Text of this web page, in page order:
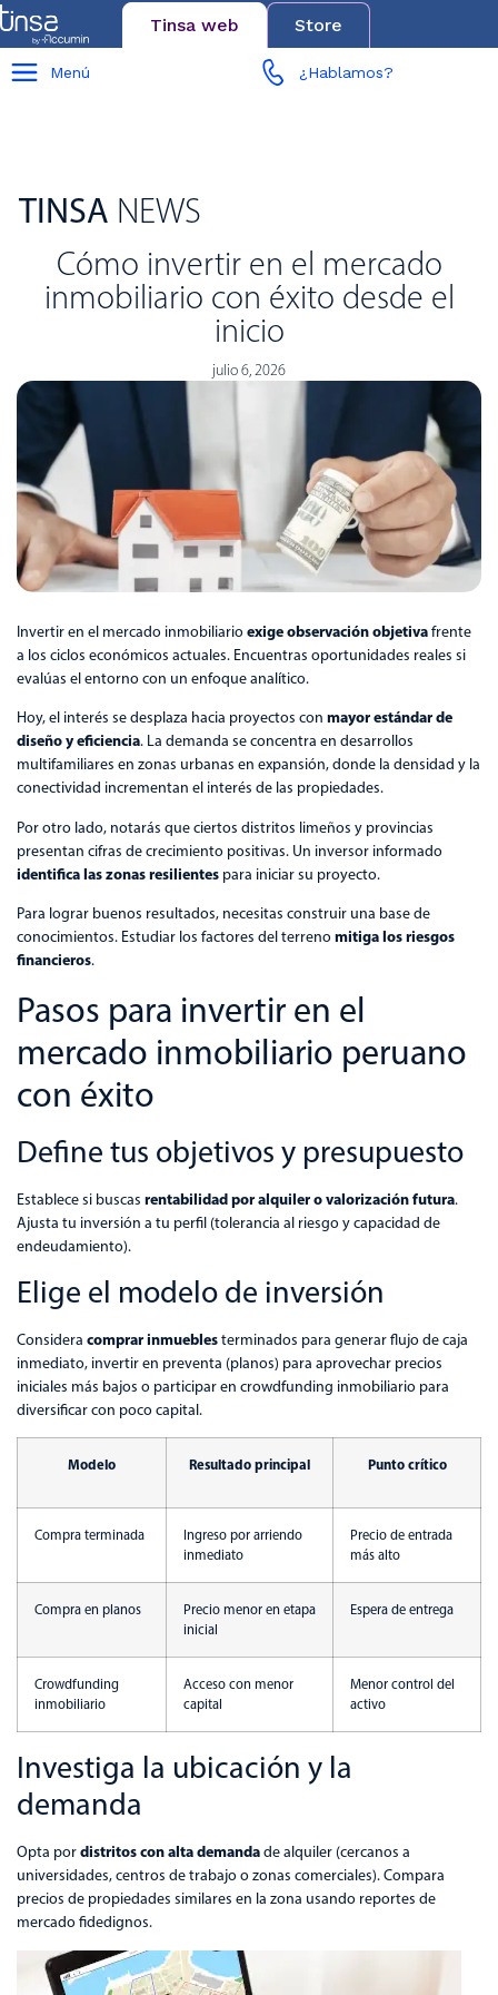
Tinsa web Store
Menú ¿Hablamos?
TINSA NEWS
Cómo invertir en el mercado
inmobiliario con éxito desde el
inicio
julio 6, 2026
Invertir en el mercado inmobiliarioexige observación objetivafrente
a los ciclos económicos actuales. Encuentras oportunidades reales si
evalúas el entorno con un enfoque analítico.
Hoy, el interés se desplaza hacia proyectos con mayor estándar de
diseño y eficiencia. La demanda se concentra en desarrollos
multifamiliares en zonas urbanas en expansión, donde la densidad y la
conectividad incrementan el interés de las propiedades.
Por otro lado, notarás que ciertos distritos limeños y provincias
presentan cifras de crecimiento positivas. Un inversor informado
identifica las zonas resilientes para iniciar su proyecto.
Para lograr buenos resultados, necesitas construir una base de
conocimientos. Estudiar los factores del terrenomitiga los riesgos
financieros.
Pasos para invertir en el
mercado inmobiliario peruano
con éxito
Define tus objetivos y presupuesto
Establece si buscas rentabilidad por alquiler o valorización futura.
Ajusta tu inversión a tu perfil (tolerancia al riesgo y capacidad de
endeudamiento).
Elige el modelo de inversión
Considera comprar inmueblesterminados para generar flujo de caja
inmediato, invertir en preventa (planos) para aprovechar precios
iniciales más bajos o participar en crowdfunding inmobiliario para
diversificar con poco capital.
Modelo Resultado principal Punto crítico
Compra terminada
Ingreso por arriendo
inmediato
Precio de entrada
más alto
Compra en planos
Precio menor en etapa
inicial
Espera de entrega
Crowdfunding
inmobiliario
Acceso con menor
capital
Menor control del
activo
Investiga la ubicación y la
demanda
Opta pordistritos con alta demandade alquiler (cercanos a
universidades, centros de trabajo o zonas comerciales). Compara
precios de propiedades similares en la zona usando reportes de
mercado fidedignos.